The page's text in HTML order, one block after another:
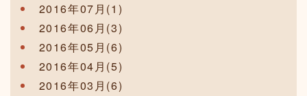
2016年07月(1)
2016年06月(3)
2016年05月(6)
2016年04月(5)
2016年03月(6)